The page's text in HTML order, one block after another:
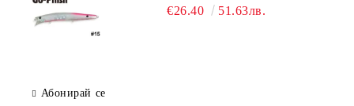
€26.40 51.63лв.
Абонирай се